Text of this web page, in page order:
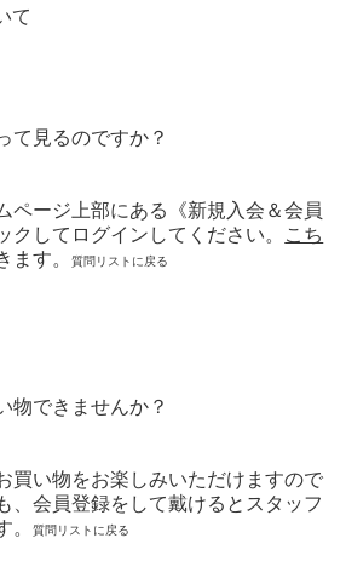
て
て見るのですか？
ページ上部にある
《新規入会＆会員
クしてログインしてください。
こち
ます。質問リストに戻る
物できませんか？
買い物をお楽しみいただけますので
、会員登録をして戴けるとスタッフ
。質問リストに戻る